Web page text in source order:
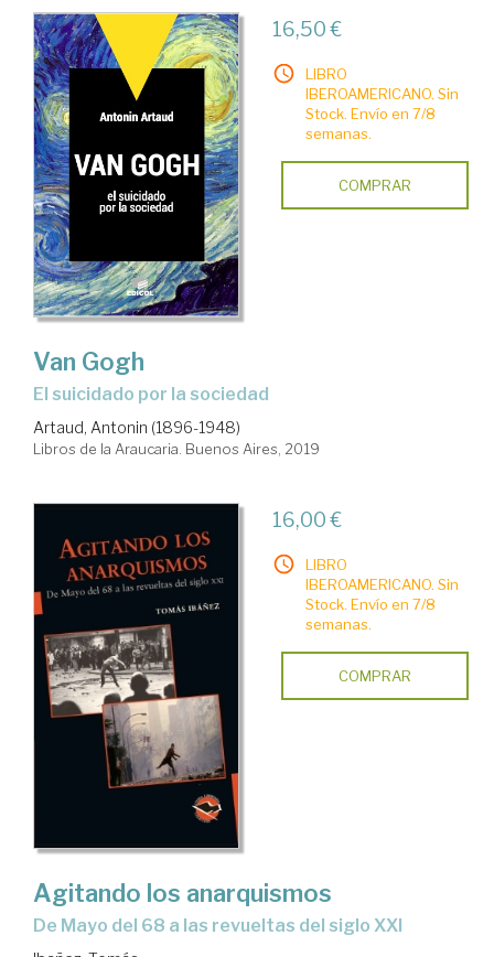
16,50 €
LIBRO
IBEROAMERICANO. Sin
Stock. Envío en 7/8
semanas.
COMPRAR
Van Gogh
el suicidado por la sociedad
Artaud, Antonin (1896-1948)
Libros de la Araucaria. Buenos Aires, 2019
16,00 €
LIBRO
IBEROAMERICANO. Sin
Stock. Envío en 7/8
semanas.
COMPRAR
Agitando los anarquismos
de Mayo del 68 a las revueltas del siglo XXI